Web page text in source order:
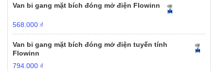
Van bi gang mặt bích đóng mở điện Flowinn
568.000 ₫
Van bi gang mặt bích đóng mở điện tuyến tính
Flowinn
794.000 ₫